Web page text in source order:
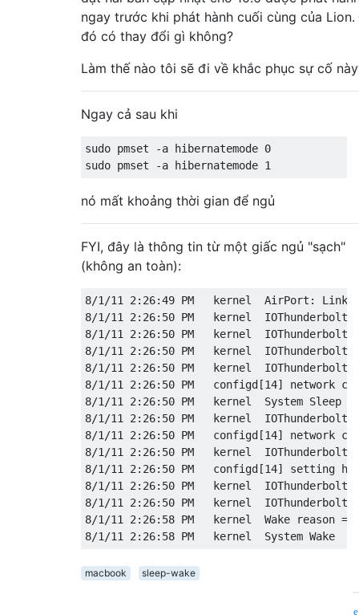
ngay trước khi phát hành cuối cùng của
đó có thay đổi gì không?
Làm thế nào tôi sẽ đi về khắc phục sự cố
Ngay cả sau khi
sudo pmset -a hibernatemode 0
nó mất khoảng thời gian để ngủ
FYI, đây là thông tin từ một giấc ngủ "sạch"
(không an toàn):
8/1/11 2:26:49 PM   kernel  AirPort: Link
8/1/11 2:26:50 PM   kernel
8/1/11 2:26:50 PM   kernel
8/1/11 2:26:50 PM   kernel
8/1/11 2:26:50 PM   kernel
8/1/11 2:26:50 PM   configd[14] network
8/1/11 2:26:50 PM   kernel  System Sleep
8/1/11 2:26:50 PM   kernel
8/1/11 2:26:50 PM   configd[14] network
8/1/11 2:26:50 PM   kernel
8/1/11 2:26:50 PM   configd[14] setting
8/1/11 2:26:50 PM   kernel
8/1/11 2:26:50 PM   kernel
8/1/11 2:26:58 PM   kernel  Wake reason =
macbook
sleep-wake